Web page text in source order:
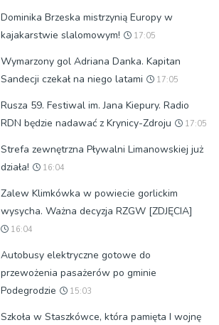
Dominika Brzeska mistrzynią Europy w
kajakarstwie slalomowym!
17:05
Wymarzony gol Adriana Danka. Kapitan
Sandecji czekał na niego latami
17:05
Rusza 59. Festiwal im. Jana Kiepury. Radio
RDN będzie nadawać z Krynicy-Zdroju
17:05
Strefa zewnętrzna Pływalni Limanowskiej już
działa!
16:04
Zalew Klimkówka w powiecie gorlickim
wysycha. Ważna decyzja RZGW [ZDJĘCIA]
16:04
Autobusy elektryczne gotowe do
przewożenia pasażerów po gminie
Podegrodzie
15:03
Szkoła w Staszkówce, która pamięta I wojnę